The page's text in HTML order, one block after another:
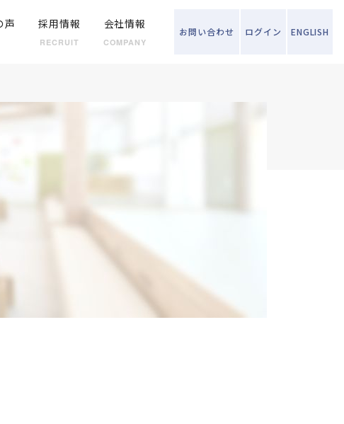
ログイン
お問い合わせ ENGLISH
声 採用情報
RECRUIT
会社情報
COMPANY